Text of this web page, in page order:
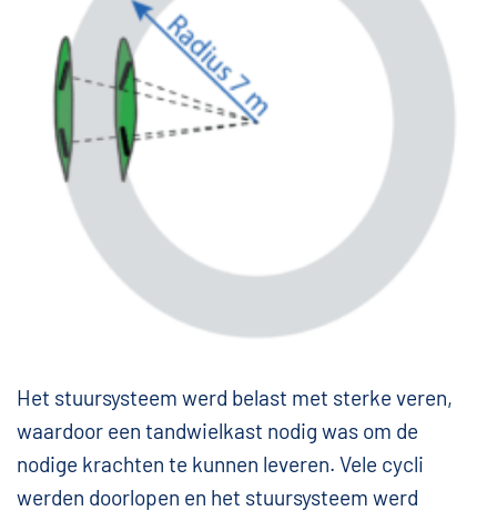
Het stuursysteem werd belast met sterke veren,
waardoor een tandwielkast nodig was om de
nodige krachten te kunnen leveren. Vele cycli
werden doorlopen en het stuursysteem werd